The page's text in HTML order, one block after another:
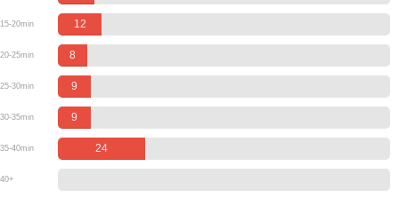
15-20min 12
20-25min 8
25-30min 9
30-35min 9
35-40min 24
40+